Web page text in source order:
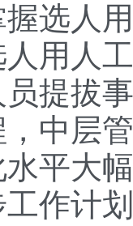
选人
用人
提拔
中层
平大
作计划